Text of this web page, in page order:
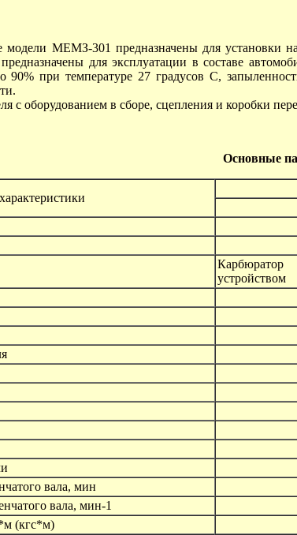
МЕМЗ-301 предназначены для
для эксплуатации в составе
90% при температуре 27 градусов С,
с оборудованием в сборе, сцепления и коробки
Основные
устройством
вала, мин
вала, мин-1
(кгс*м)